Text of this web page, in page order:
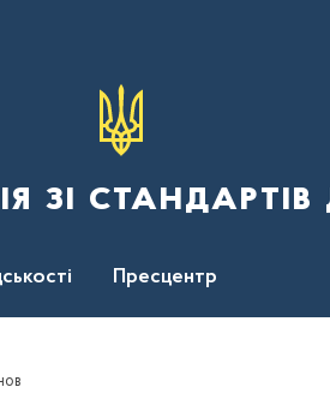
зі
Пресцентр